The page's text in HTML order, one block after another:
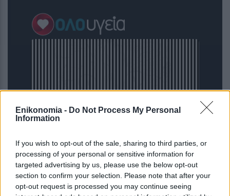
Enikonomia - Do Not Process My Personal
Information
If you wish to opt-out of the sale, sharing to third parties, or
processing of your personal or sensitive information for
targeted advertising by us, please use the below opt-out
section to confirm your selection. Please note that after your
opt-out request is processed you may continue seeing
Μόνο όσοι δεν ξεγελιούνται από τις
γραμμές θα βρουν τη γάτα σε 15
δευτερόλεπτα – Αποδείξτε ότι έχετε
HD όραση